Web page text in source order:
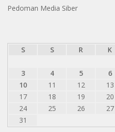
Pedoman Media Siber
S
S R K
3
4 5 6
10
11 12 13
17
18 19 20
24
25 26 27
31